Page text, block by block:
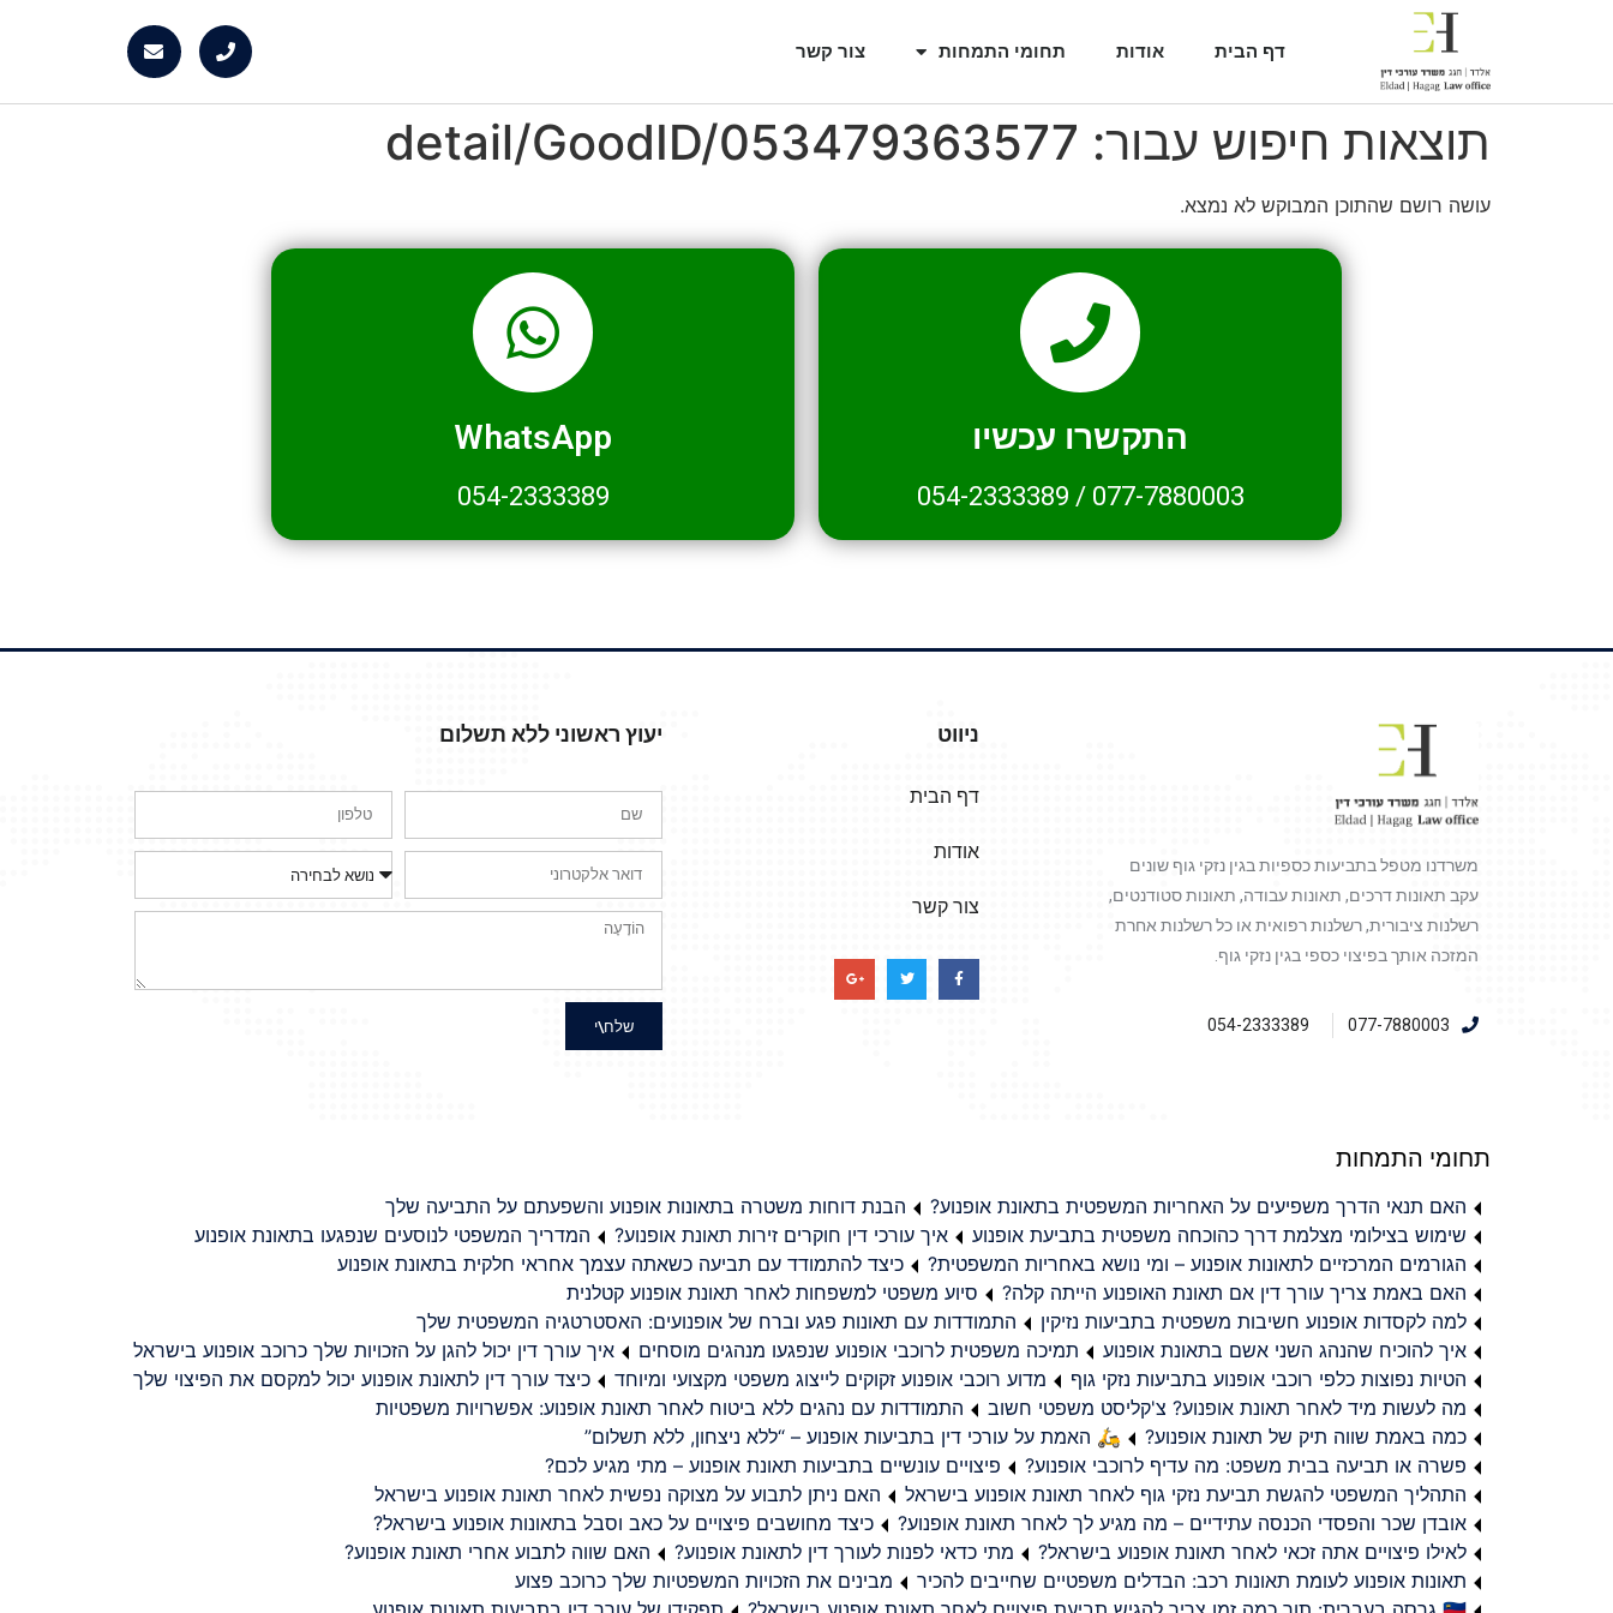
דף הבית אודות תחומי התמחות צור קשר
תוצאות חיפוש עבור: detail/GoodID/053479363577
עושה רושם שהתוכן המבוקש לא נמצא.
התקשרו עכשיו
077-7880003
/
054-2333389
WhatsApp
054-2333389
משרדנו מטפל בתביעות כספיות בגין נזקי גוף שונים
עקב תאונות דרכים, תאונות עבודה, תאונות סטודנטים,
רשלנות ציבורית, רשלנות רפואית או כל רשלנות אחרת
המזכה אותך בפיצוי כספי בגין נזקי גוף.
077-7880003
054-2333389
ניווט
דף הבית
אודות
צור קשר
יעוץ ראשוני ללא תשלום
שלח\י
תחומי התמחות
האם תנאי הדרך משפיעים על האחריות המשפטית בתאונת אופנוע?
הבנת דוחות משטרה בתאונות אופנוע והשפעתם על התביעה שלך
שימוש בצילומי מצלמת דרך כהוכחה משפטית בתביעת אופנוע
איך עורכי דין חוקרים זירות תאונת אופנוע?
המדריך המשפטי לנוסעים שנפגעו בתאונת אופנוע
הגורמים המרכזיים לתאונות אופנוע – ומי נושא באחריות המשפטית?
כיצד להתמודד עם תביעה כשאתה עצמך אחראי חלקית בתאונת אופנוע
האם באמת צריך עורך דין אם תאונת האופנוע הייתה קלה?
סיוע משפטי למשפחות לאחר תאונת אופנוע קטלנית
למה לקסדות אופנוע חשיבות משפטית בתביעות נזיקין
התמודדות עם תאונות פגע וברח של אופנועים: האסטרטגיה המשפטית שלך
איך להוכיח שהנהג השני אשם בתאונת אופנוע
תמיכה משפטית לרוכבי אופנוע שנפגעו מנהגים מוסחים
איך עורך דין יכול להגן על הזכויות שלך כרוכב אופנוע בישראל
הטיות נפוצות כלפי רוכבי אופנוע בתביעות נזקי גוף
מדוע רוכבי אופנוע זקוקים לייצוג משפטי מקצועי ומיוחד
כיצד עורך דין לתאונת אופנוע יכול למקסם את הפיצוי שלך
מה לעשות מיד לאחר תאונת אופנוע? צ'קליסט משפטי חשוב
התמודדות עם נהגים ללא ביטוח לאחר תאונת אופנוע: אפשרויות משפטיות
כמה באמת שווה תיק של תאונת אופנוע?
🛵 האמת על עורכי דין בתביעות אופנוע – “ללא ניצחון, ללא תשלום”
פשרה או תביעה בבית משפט: מה עדיף לרוכבי אופנוע?
פיצויים עונשיים בתביעות תאונת אופנוע – מתי מגיע לכם?
התהליך המשפטי להגשת תביעת נזקי גוף לאחר תאונת אופנוע בישראל
האם ניתן לתבוע על מצוקה נפשית לאחר תאונת אופנוע בישראל
אובדן שכר והפסדי הכנסה עתידיים – מה מגיע לך לאחר תאונת אופנוע?
כיצד מחושבים פיצויים על כאב וסבל בתאונות אופנוע בישראל?
לאילו פיצויים אתה זכאי לאחר תאונת אופנוע בישראל?
מתי כדאי לפנות לעורך דין לתאונת אופנוע?
האם שווה לתבוע אחרי תאונת אופנוע?
תאונות אופנוע לעומת תאונות רכב: הבדלים משפטיים שחייבים להכיר
מבינים את הזכויות המשפטיות שלך כרוכב פצוע